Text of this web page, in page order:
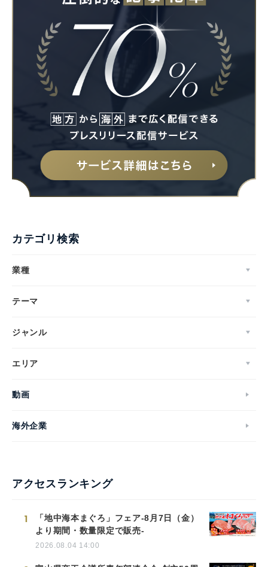
カテゴリ検索
業種
テーマ
ジャンル
エリア
動画
海外企業
アクセスランキング
1
「地中海本まぐろ」フェア-8月7日（金）
より期間・数量限定で販売-
2026.08.04 14:00